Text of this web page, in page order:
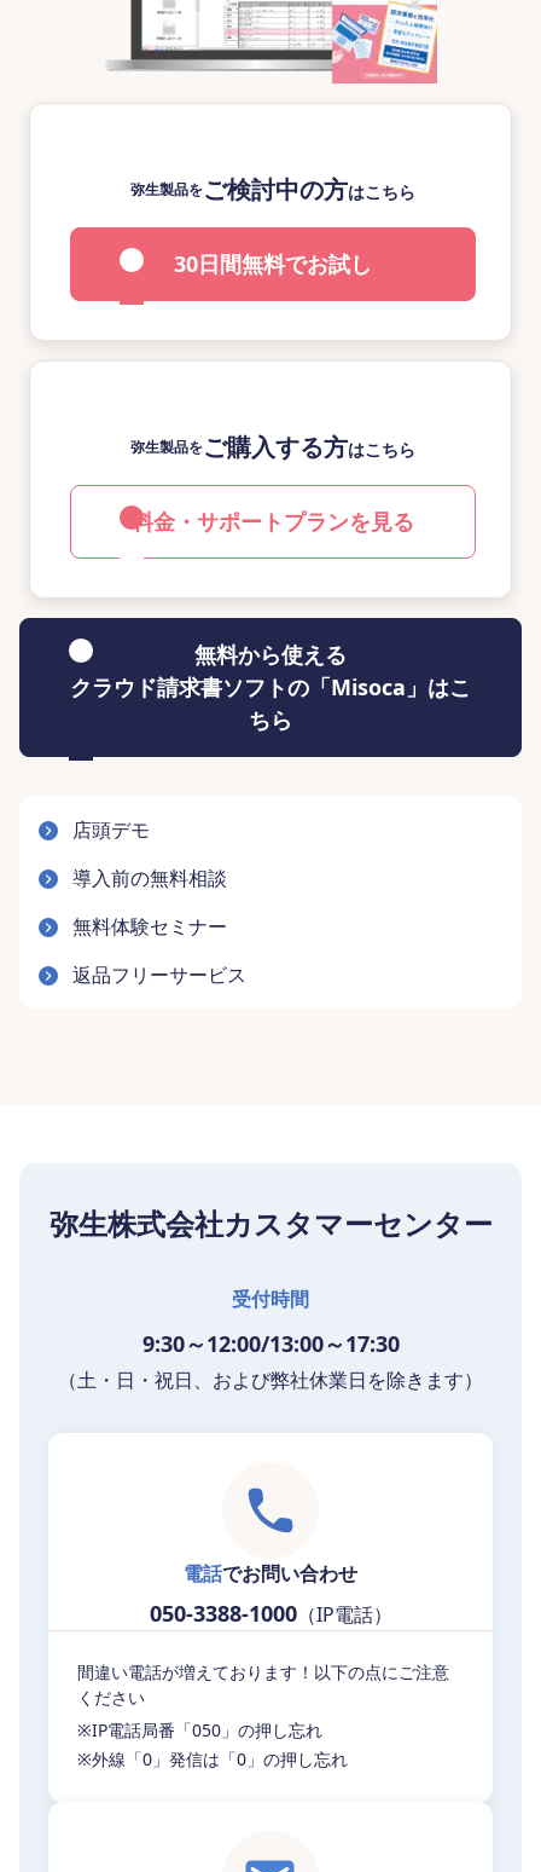
弥生製品をご検討中の方はこちら
30日間無料でお試し
弥生製品をご購入する方はこちら
料金・サポートプランを見る
無料から使える
クラウド請求書ソフトの「Misoca」はこ
ちら
店頭デモ
導入前の無料相談
無料体験セミナー
返品フリーサービス
弥生株式会社カスタマーセンター
受付時間
9:30～12:00/13:00～17:30
（土・日・祝日、および弊社休業日を除きます）
電話でお問い合わせ
050-3388-1000（IP電話）
間違い電話が増えております！以下の点にご注意
ください
※IP電話局番「050」の押し忘れ
※外線「0」発信は「0」の押し忘れ